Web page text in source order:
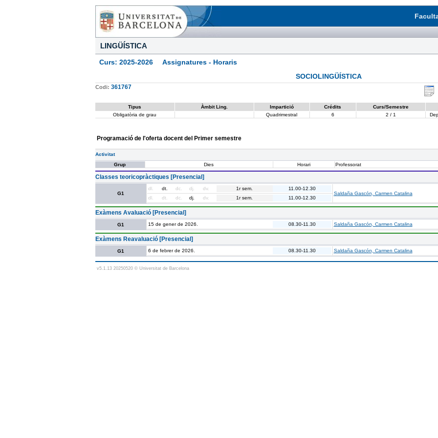
LINGÜÍSTICA
Curs: 2025-2026 Assignatures - Horaris
SOCIOLINGÜÍSTICA
Codi: 361767
Tipus Àmbit Ling. Impartició Crédits Curs/Semestre
Obligatòria de grau
Quadrimestral 6 2 / 1
Programació de l'oferta docent del Primer semestre
Activitat
Grup
Dies Horari Professorat
Classes teoricopràctiques [Presencial]
G1
dl. dt. dc. dj. dv. 1r sem.
11.00-12.30
Saldaña Gascón, Carmen Catalina
dl.
dt. dc. dj. dv. 1r sem. 11.00-12.30
Exàmens Avaluació [Presencial]
G1 15 de gener de 2026. 08.30-11.30 Saldaña Gascón, Carmen Catalina
Exàmens Reavaluació [Presencial]
G1 6 de febrer de 2026. 08.30-11.30 Saldaña Gascón, Carmen Catalina
v5.1.13 20250520 © Universitat de Barcelona